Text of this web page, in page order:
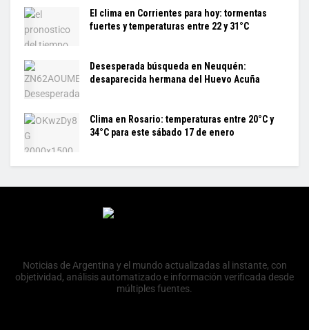
El clima en Corrientes para hoy: tormentas
fuertes y temperaturas entre 22 y 31°C
Desesperada búsqueda en Neuquén:
desaparecida hermana del Huevo Acuña
Clima en Rosario: temperaturas entre 20°C y
34°C para este sábado 17 de enero
Noticias de Argentina y el mundo actualizadas al instante, con
objetividad, análisis automatizado e información verificada desde
múltiples fuentes.